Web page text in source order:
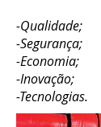
-Qualidade;
-Segurança;
-Economia;
-Inovação;
-Tecnologias.